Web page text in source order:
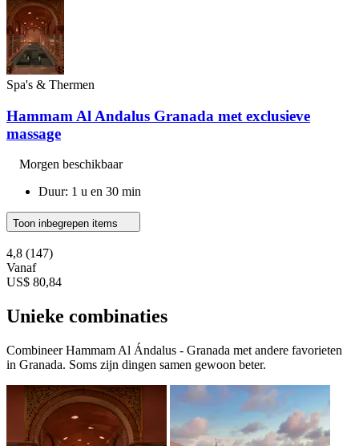
Spa's & Thermen
Hammam Al Andalus Granada met exclusieve
massage
Morgen beschikbaar
Duur: 1 u en 30 min
Toon inbegrepen items
4,8 (147)
Vanaf
US$ 80,84
Unieke combinaties
Combineer Hammam Al Ándalus - Granada met andere favorieten
in Granada. Soms zijn dingen samen gewoon beter.